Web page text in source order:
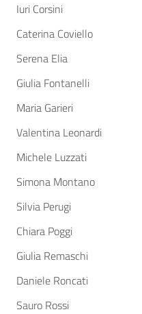
Iuri Corsini
Caterina Coviello
Serena Elia
Giulia Fontanelli
Maria Garieri
Valentina Leonardi
Michele Luzzati
Simona Montano
Silvia Perugi
Chiara Poggi
Giulia Remaschi
Daniele Roncati
Sauro Rossi